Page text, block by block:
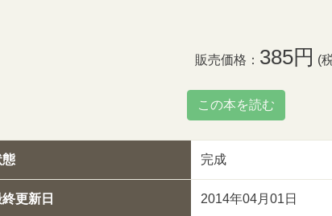
販売価格： 385円 (
この本を読む
態 完成
更新日 2014年04月01日